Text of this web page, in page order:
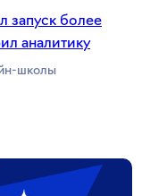
запуск более
аналитику
школы